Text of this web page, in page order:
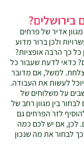
בירושלים?
אדיר של פרחים
ולכן ברור מדוע
כך הרבה אופציות?
כדאי לדעת שעבור כל
למשל, אם מדובר
לעשות את העבודה.
על משלוחים של
בין מגוון רחב של
לזר הפרחים גם
לכן, אם יש לכם כמה
לבחור את מה שנכון